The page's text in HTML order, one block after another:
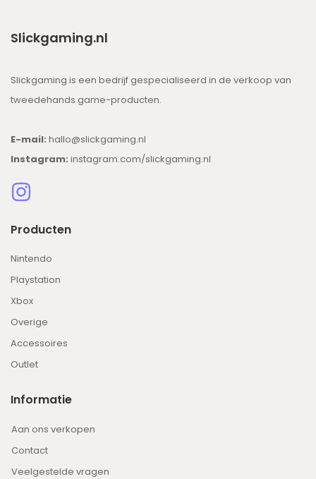
Slickgaming.nl
Slickgaming is een bedrijf gespecialiseerd in de verkoop van
tweedehands game-producten.
E-mail: hallo@slickgaming.nl
Instagram: instagram.com/slickgaming.nl
Producten
Nintendo
Playstation
Xbox
Overige
Accessoires
Outlet
Informatie
Aan ons verkopen
Contact
Veelgestelde vragen